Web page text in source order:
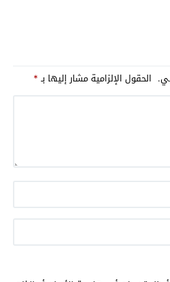
الحقول الإلزامية مشار إليها بـ*